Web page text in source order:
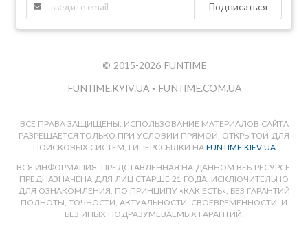
Подписаться
© 2015-2026 FUNTIME
FUNTIME.KYIV.UA • FUNTIME.COM.UA
ВСЕ ПРАВА ЗАЩИЩЕНЫ. ИСПОЛЬЗОВАНИЕ МАТЕРИАЛОВ САЙТА
РАЗРЕШАЕТСЯ ТОЛЬКО ПРИ УСЛОВИИ ПРЯМОЙ, ОТКРЫТОЙ ДЛЯ
ПОИСКОВЫХ СИСТЕМ, ГИПЕРССЫЛКИ НА FUNTIME.KIEV.UA
ВСЯ ИНФОРМАЦИЯ, ПРЕДСТАВЛЕННАЯ НА ДАННОМ ВЕБ-РЕСУРСЕ,
ПРЕДНАЗНАЧЕНА ДЛЯ ЛИЦ СТАРШЕ 21 ГОДА, ИСКЛЮЧИТЕЛЬНО
ДЛЯ ОЗНАКОМЛЕНИЯ, ПО ПРИНЦИПУ «КАК ЕСТЬ», БЕЗ ГАРАНТИЙ
ПОЛНОТЫ, ТОЧНОСТИ, АКТУАЛЬНОСТИ, СВОЕВРЕМЕННОСТИ, И
БЕЗ ИНЫХ ПОДРАЗУМЕВАЕМЫХ ГАРАНТИЙ.